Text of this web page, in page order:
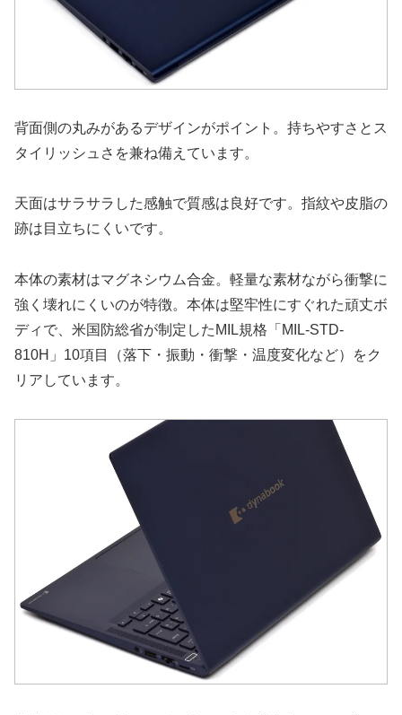
背面側の丸みがあるデザインがポイント。持ちやすさとス
タイリッシュさを兼ね備えています。
天面はサラサラした感触で質感は良好です。指紋や皮脂の
跡は目立ちにくいです。
本体の素材はマグネシウム合金。軽量な素材ながら衝撃に
強く壊れにくいのが特徴。本体は堅牢性にすぐれた頑丈ボ
ディで、米国防総省が制定したMIL規格「MIL-STD-
810H」10項目（落下・振動・衝撃・温度変化など）をク
リアしています。